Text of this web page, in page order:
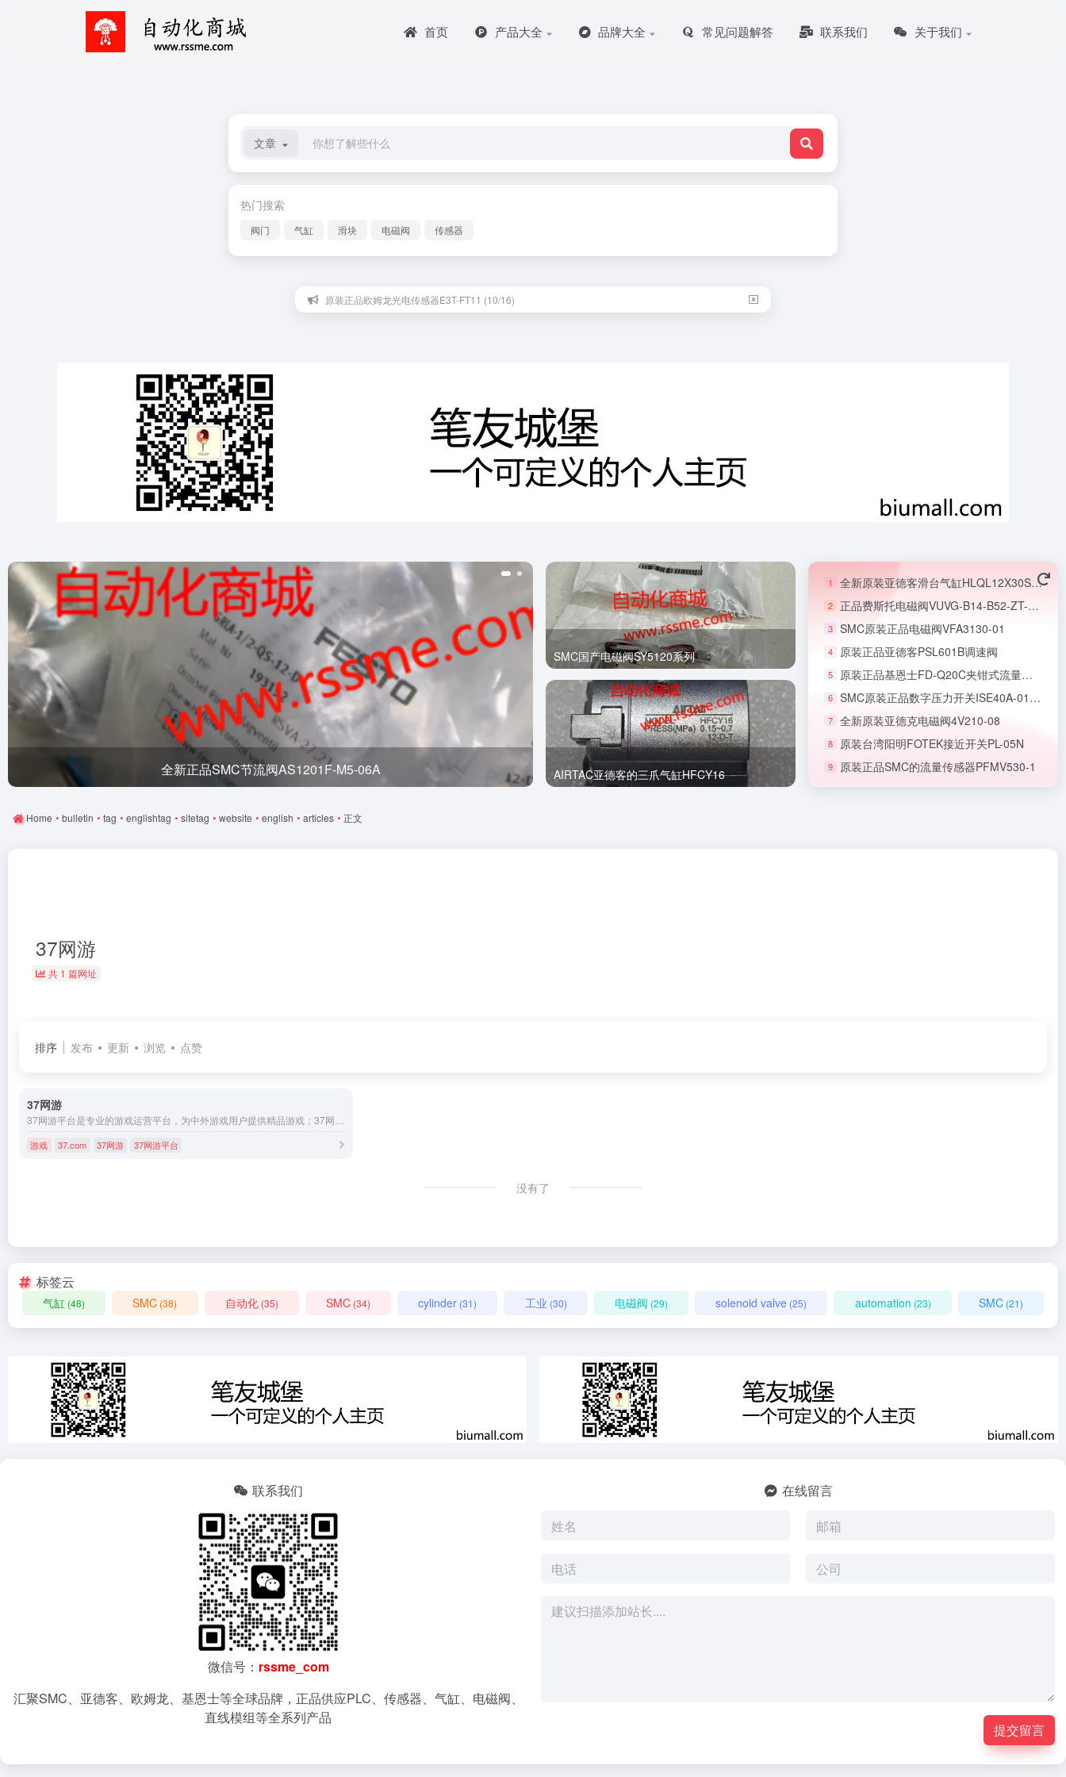
首页 产品大全 品牌大全 常见问题解答 联系我们 关于我们
文章
热门搜索
阀门 气缸 滑块 电磁阀 传感器
原装正品欧姆龙光电传感器E3T-FT11 (10/16)
日本公司SMC旋转气缸MSQB10R 全新正品SMC节流阀AS1201F-M5-06A
SMC国产电磁阀SY5120系列
AIRTAC亚德客的三爪气缸HFCY16
1 全新原装亚德客滑台气缸HLQL12X30SAS
2 正品费斯托电磁阀VUVG-B14-B52-ZT-F-1T1L-EX2C
3 SMC原装正品电磁阀VFA3130-01
4 原装正品亚德客PSL601B调速阀
5 原装正品基恩士FD-Q20C夹钳式流量传感器
6 SMC原装正品数字压力开关ISE40A-01-R-X501
7 全新原装亚德克电磁阀4V210-08
8 原装台湾阳明FOTEK接近开关PL-05N
9 原装正品SMC的流量传感器PFMV530-1
Home • bulletin • tag • englishtag • sitetag • website • english • articles • 正文
37网游
共 1 篇网址
排序 发布 更新 浏览 点赞
37网游
游戏 37.com 37网游 37网游平台
没有了
标签云
气缸 (48) SMC (38) 自动化(35) SMC (34) cylinder (31) 工业 (30) 电磁阀 (29) solenoid valve (25) automation (23) SMC(21)
联系我们
微信号： rssme_com
汇聚SMC、亚德客、欧姆龙、基恩士等全球品牌，正品供应PLC、传感器、气缸、电磁阀、
直线模组等全系列产品
在线留言
提交留言